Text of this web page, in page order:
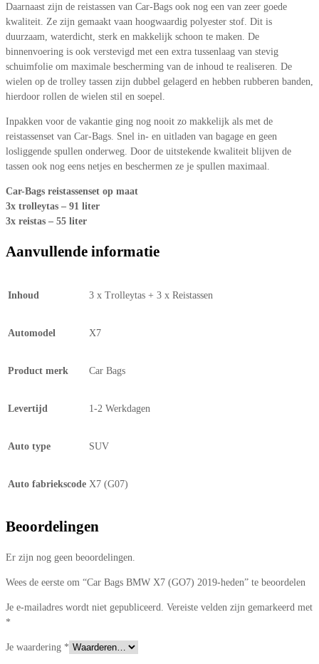
Daarnaast zijn de reistassen van Car-Bags ook nog een van zeer goede
kwaliteit. Ze zijn gemaakt vaan hoogwaardig polyester stof. Dit is
duurzaam, waterdicht, sterk en makkelijk schoon te maken. De
binnenvoering is ook verstevigd met een extra tussenlaag van stevig
schuimfolie om maximale bescherming van de inhoud te realiseren. De
wielen op de trolley tassen zijn dubbel gelagerd en hebben rubberen banden,
hierdoor rollen de wielen stil en soepel.
Inpakken voor de vakantie ging nog nooit zo makkelijk als met de
reistassenset van Car-Bags. Snel in- en uitladen van bagage en geen
losliggende spullen onderweg. Door de uitstekende kwaliteit blijven de
tassen ook nog eens netjes en beschermen ze je spullen maximaal.
Car-Bags reistassenset op maat
3x trolleytas – 91 liter
3x reistas – 55 liter
Aanvullende informatie
Inhoud 3 x Trolleytas + 3 x Reistassen
Automodel X7
Product merk Car Bags
Levertijd 1-2 Werkdagen
Auto type SUV
Auto fabriekscode X7 (G07)
Beoordelingen
Er zijn nog geen beoordelingen.
Wees de eerste om “Car Bags BMW X7 (GO7) 2019-heden” te beoordelen
Je e-mailadres wordt niet gepubliceerd. Vereiste velden zijn gemarkeerd met
*
Je waardering *